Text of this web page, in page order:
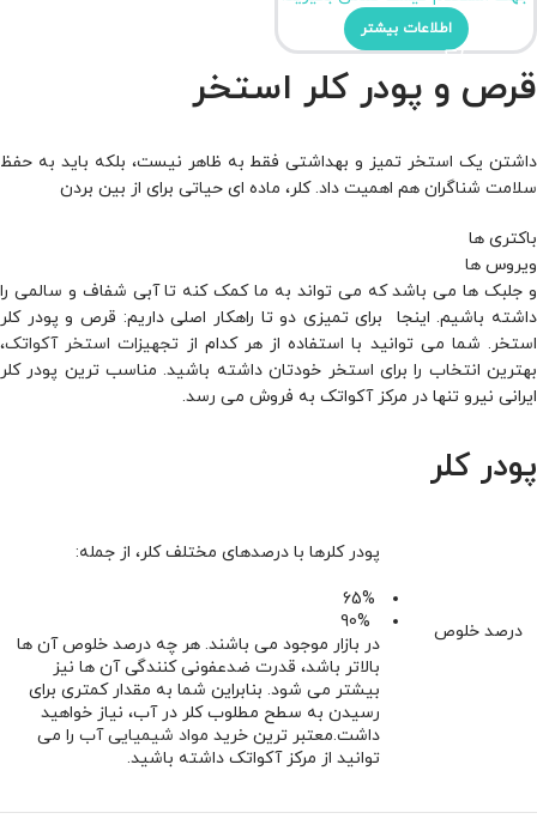
اطلاعات بیشتر
قرص و پودر کلر استخر
داشتن یک استخر تمیز و بهداشتی فقط به ظاهر نیست، بلکه باید به حفظ
سلامت شناگران هم اهمیت داد. کلر، ماده ‌ای حیاتی برای از بین بردن
باکتری ها
ویروس ها
و جلبک‌ ها می باشد که می تواند به ما کمک کنه تا آبی شفاف و سالمی را
داشته باشیم. اینجا برای تمیزی دو تا راهکار اصلی داریم: قرص و پودر کلر
استخر. شما می توانید با استفاده از هر کدام از تجهیزات استخر آکواتک،
بهترین انتخاب را برای استخر خودتان داشته باشید. مناسب ترین پودر کلر
ایرانی نیرو تنها در مرکز آکواتک به فروش می رسد.
پودر کلر
درصد خلوص
پودر کلرها با درصدهای مختلف کلر، از جمله:
در بازار موجود می باشند. هر چه درصد خلوص آن ها
بالاتر باشد، قدرت ضدعفونی کنندگی آن ها نیز
بیشتر می شود. بنابراین شما به مقدار کمتری برای
رسیدن به سطح مطلوب کلر در آب، نیاز خواهید
داشت.معتبر ترین خرید مواد شیمیایی آب را می
توانید از مرکز آکواتک داشته باشید.